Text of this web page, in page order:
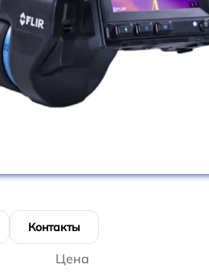
Контакты
Цена